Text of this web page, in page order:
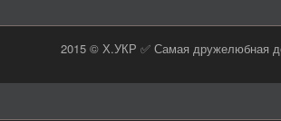
2015 © Х.УКР ✅ Самая дружелюбная